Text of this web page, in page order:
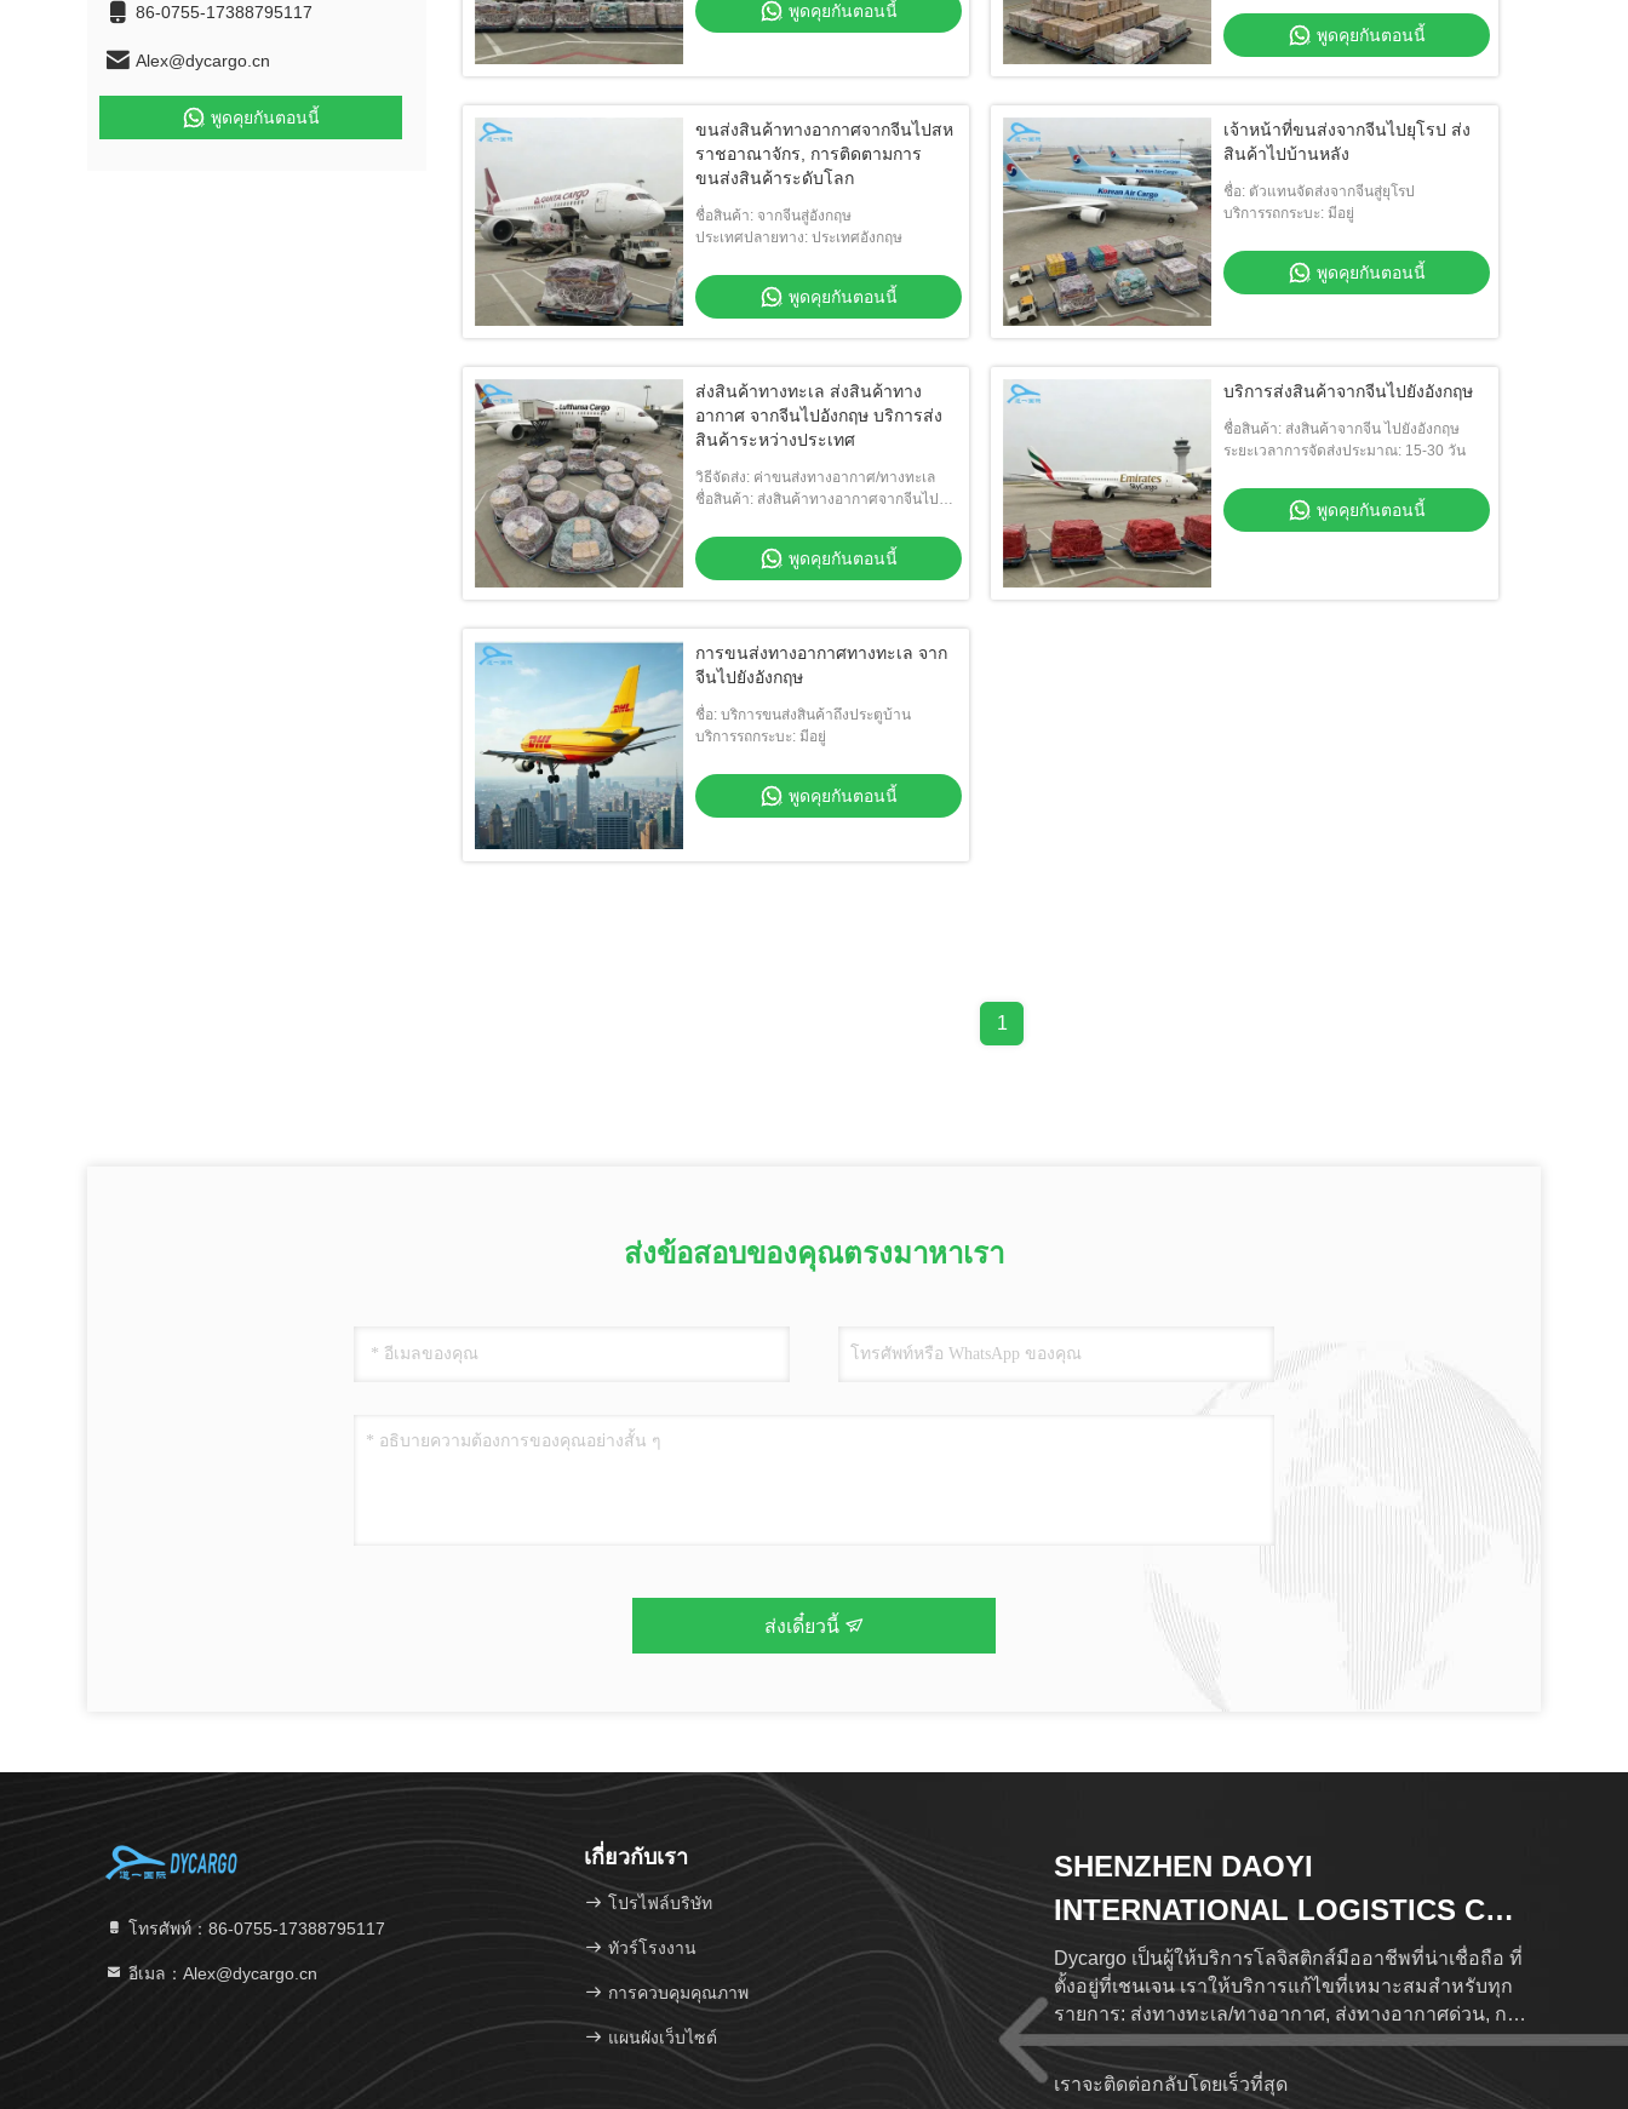
86-0755-17388795117
Alex@dycargo.cn
พูดคุยกันตอนนี้
พูดคุยกันตอนนี้
พูดคุยกันตอนนี้
ขนส่งสินค้าทางอากาศจากจีนไปสห
ราชอาณาจักร, การติดตามการ
ขนส่งสินค้าระดับโลก
ชื่อสินค้า: จากจีนสู่อังกฤษ
ประเทศปลายทาง: ประเทศอังกฤษ
พูดคุยกันตอนนี้
เจ้าหน้าที่ขนส่งจากจีนไปยุโรป ส่ง
สินค้าไปบ้านหลัง
ชื่อ: ตัวแทนจัดส่งจากจีนสู่ยุโรป
บริการรถกระบะ: มีอยู่
พูดคุยกันตอนนี้
ส่งสินค้าทางทะเล ส่งสินค้าทาง
อากาศ จากจีนไปอังกฤษ บริการส่ง
สินค้าระหว่างประเทศ
วิธีจัดส่ง: ค่าขนส่งทางอากาศ/ทางทะเล
ชื่อสินค้า: ส่งสินค้าทางอากาศจากจีนไป
พูดคุยกันตอนนี้
บริการส่งสินค้าจากจีนไปยังอังกฤษ
ชื่อสินค้า: ส่งสินค้าจากจีน ไปยังอังกฤษ
ระยะเวลาการจัดส่งประมาณ: 15-30 วัน
พูดคุยกันตอนนี้
การขนส่งทางอากาศทางทะเล จาก
จีนไปยังอังกฤษ
ชื่อ: บริการขนส่งสินค้าถึงประตูบ้าน
บริการรถกระบะ: มีอยู่
พูดคุยกันตอนนี้
1
ส่งข้อสอบของคุณตรงมาหาเรา
ส่งเดี๋ยวนี้
โทรศัพท์：86-0755-17388795117
อีเมล：Alex@dycargo.cn
เกี่ยวกับเรา
โปรไฟล์บริษัท
ทัวร์โรงงาน
การควบคุมคุณภาพ
แผนผังเว็บไซต์
SHENZHEN DAOYI
INTERNATIONAL LOGISTICS CO.,
LTD.
Dycargo เป็นผู้ให้บริการโลจิสติกส์มืออาชีพที่น่าเชื่อถือ ที่
ตั้งอยู่ที่เชนเจน เราให้บริการแก้ไขที่เหมาะสมสําหรับทุก
รายการ: ส่งทางทะเล/ทางอากาศ, ส่งทางอากาศด่วน, การ
ชําระภาษีและการจัดเก็บสินค้าด้วยเครือข่ายโลกที่
ครอบคลุม 120+ ประเทศผ่าน 500+ ตัวแทนที่น่าเชื่อถือใน
ต่างประเทศ, การติดตามสินค้าในเวลาจริงมีให้บริการที่
เราจะติดต่อกลับโดยเร็วที่สุด